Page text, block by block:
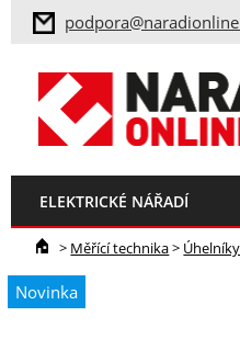
ELEKTRICKÉ NÁŘADÍ
> Měřící technika>
Novinka